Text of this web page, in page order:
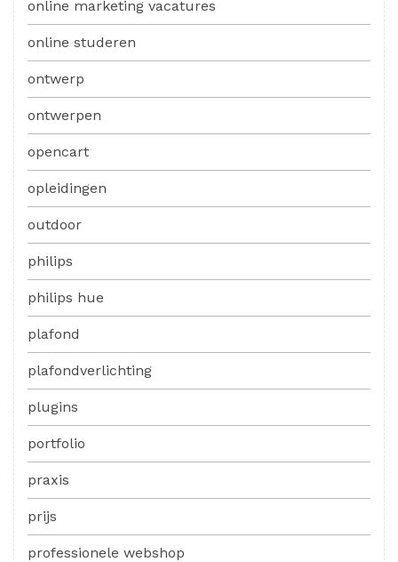
online marketing vacatures
online studeren
ontwerp
ontwerpen
opencart
opleidingen
outdoor
philips
philips hue
plafond
plafondverlichting
plugins
portfolio
praxis
prijs
professionele webshop